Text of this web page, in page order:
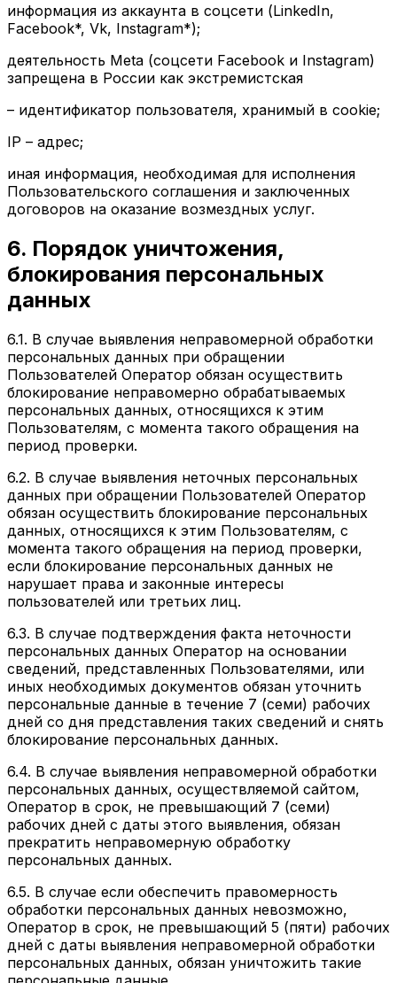
информация из аккаунта в соцсети (LinkedIn,
Facebook*, Vk, Instagram*);
деятельность Meta (соцсети Facebook и Instagram)
запрещена в России как экстремистская
– идентификатор пользователя, хранимый в cookie;
IP – адрес;
иная информация, необходимая для исполнения
Пользовательского соглашения и заключенных
договоров на оказание возмездных услуг.
6. Порядок уничтожения,
блокирования персональных
данных
6.1. В случае выявления неправомерной обработки
персональных данных при обращении
Пользователей Оператор обязан осуществить
блокирование неправомерно обрабатываемых
персональных данных, относящихся к этим
Пользователям, с момента такого обращения на
период проверки.
6.2. В случае выявления неточных персональных
данных при обращении Пользователей Оператор
обязан осуществить блокирование персональных
данных, относящихся к этим Пользователям, с
момента такого обращения на период проверки,
если блокирование персональных данных не
нарушает права и законные интересы
пользователей или третьих лиц.
6.3. В случае подтверждения факта неточности
персональных данных Оператор на основании
сведений, представленных Пользователями, или
иных необходимых документов обязан уточнить
персональные данные в течение 7 (семи) рабочих
дней со дня представления таких сведений и снять
блокирование персональных данных.
6.4. В случае выявления неправомерной обработки
персональных данных, осуществляемой сайтом,
Оператор в срок, не превышающий 7 (семи)
рабочих дней с даты этого выявления, обязан
прекратить неправомерную обработку
персональных данных.
6.5. В случае если обеспечить правомерность
обработки персональных данных невозможно,
Оператор в срок, не превышающий 5 (пяти) рабочих
дней с даты выявления неправомерной обработки
персональных данных, обязан уничтожить такие